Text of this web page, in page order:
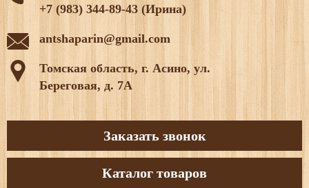
+7 (983) 344-89-43 (Ирина)
antshaparin@gmail.com
Томская область, г. Асино, ул.
Береговая, д. 7А
Заказать звонок
Каталог товаров